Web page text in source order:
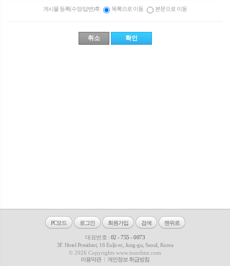
게시물 등록(수정/답변)후 목록으로 이동 본문으로 이동
PC모드 로그인 회원가입 검색 맨위로
대표번호 : 02 - 755 - 0073
3F. Hotel President, 16 Eulji-ro, Jung-gu, Seoul, Korea
© 2026 Copyrights www.tourdmz.com
이용약관
개인정보 취급방침